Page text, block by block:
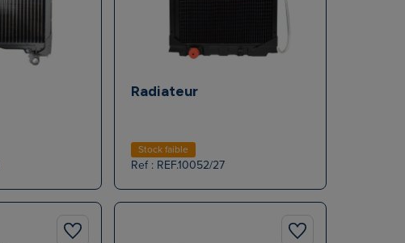
Radiateur
Stock faible
Ref : REF.10052/27